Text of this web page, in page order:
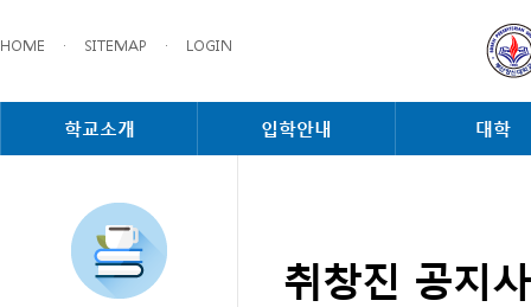
HOME · SITEMAP · LOGIN
학교소개 입학안내 대학
취창진 공지